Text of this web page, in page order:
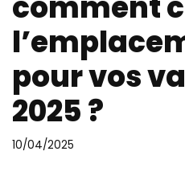
pour vos
2025 ?
10/04/2025